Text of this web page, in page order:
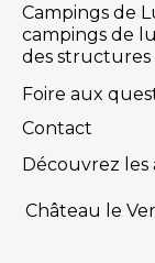
Campings de
campings de
des structures
Foire aux
Contact
Découvrez
Château le